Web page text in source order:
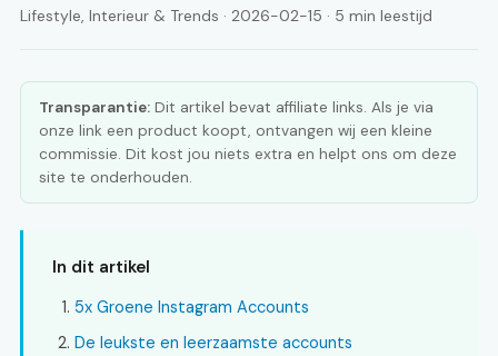
Lifestyle, Interieur & Trends · 2026-02-15 · 5 min leestijd
Transparantie: Dit artikel bevat affiliate links. Als je via
onze link een product koopt, ontvangen wij een kleine
commissie. Dit kost jou niets extra en helpt ons om deze
site te onderhouden.
In dit artikel
5x Groene Instagram Accounts
De leukste en leerzaamste accounts